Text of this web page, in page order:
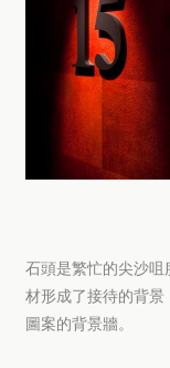
石頭是繁忙的尖沙
材形成了接待的背
圖案的背景牆。